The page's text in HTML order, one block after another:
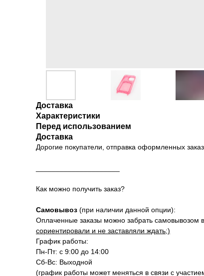
Доставка
Характеристики
Перед использованием
Доставка
Дорогие покупатели, отправка оформленных
Как можно получить заказ?
Самовывоз (при наличии данной опции):
Оплаченные заказы можно забрать самовывозом
сориентировали и не заставляли ждать;)
График работы:
Пн-Пт: с 9:00 до 14:00
Сб-Вс: Выходной
(график работы может меняться в связи с